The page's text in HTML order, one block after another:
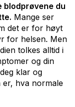
blodprøvene du
Mange ser
det er for høyt
for helsen. Men
tolkes alltid i
og din
klar og
hva normale